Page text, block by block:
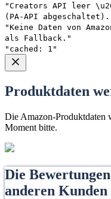
"Creators API leer
(PA-API
"Keine Daten von
als Fallback."
"cached: 1"
Produktdaten
Die Amazon-Produktdaten
Moment bitte.
Die
anderen Kunden